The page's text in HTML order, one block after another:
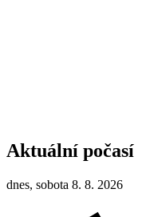
Aktuální počasí
dnes, sobota 8. 8. 2026